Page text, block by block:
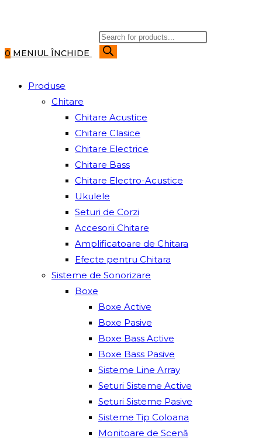
0 MENIUL ÎNCHIDE
Products
search
Produse
Chitare
Chitare Acustice
Chitare Clasice
Chitare Electrice
Chitare Bass
Chitare Electro-Acustice
Ukulele
Seturi de Corzi
Accesorii Chitare
Amplificatoare de Chitara
Efecte pentru Chitara
Sisteme de Sonorizare
Boxe
Boxe Active
Boxe Pasive
Boxe Bass Active
Boxe Bass Pasive
Sisteme Line Array
Seturi Sisteme Active
Seturi Sisteme Pasive
Sisteme Tip Coloana
Monitoare de Scenă